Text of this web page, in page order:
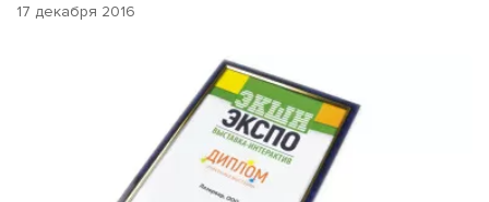
17 декабря 2016